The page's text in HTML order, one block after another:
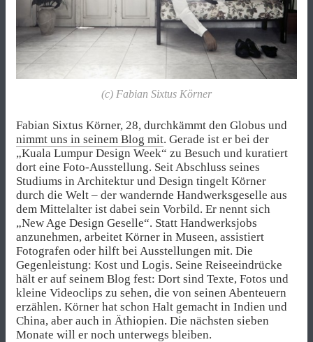
(c) Fabian Sixtus Körner
Fabian Sixtus Körner, 28, durchkämmt den Globus und
nimmt uns in seinem Blog mit. Gerade ist er bei der
„Kuala Lumpur Design Week“ zu Besuch und kuratiert
dort eine Foto-Ausstellung. Seit Abschluss seines
Studiums in Architektur und Design tingelt Körner
durch die Welt – der wandernde Handwerksgeselle aus
dem Mittelalter ist dabei sein Vorbild. Er nennt sich
„New Age Design Geselle“. Statt Handwerksjobs
anzunehmen, arbeitet Körner in Museen, assistiert
Fotografen oder hilft bei Ausstellungen mit. Die
Gegenleistung: Kost und Logis. Seine Reiseeindrücke
hält er auf seinem Blog fest: Dort sind Texte, Fotos und
kleine Videoclips zu sehen, die von seinen Abenteuern
erzählen. Körner hat schon Halt gemacht in Indien und
China, aber auch in Äthiopien. Die nächsten sieben
Monate will er noch unterwegs bleiben.